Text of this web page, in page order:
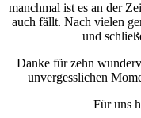
manchmal ist es an der
auch fällt. Nach vielen
und
Danke für zehn
unvergesslichen
Für uns